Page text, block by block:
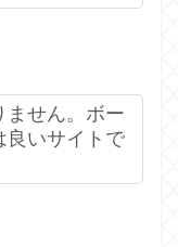
ません。ボー
良いサイトで